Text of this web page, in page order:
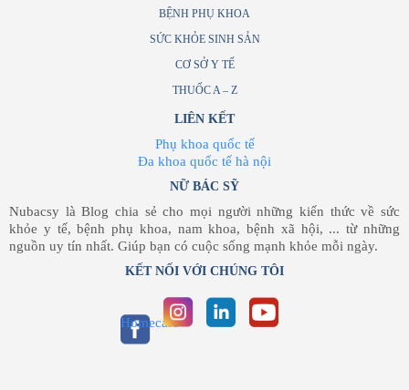
BỆNH PHỤ KHOA
SỨC KHỎE SINH SẢN
CƠ SỞ Y TẾ
THUỐC A – Z
LIÊN KẾT
Phụ khoa quốc tế
Đa khoa quốc tế hà nội
NỮ BÁC SỸ
Nubacsy là Blog chia sẻ cho mọi người những kiến thức về sức
khỏe y tế, bệnh phụ khoa, nam khoa, bệnh xã hội, ... từ những
nguồn uy tín nhất. Giúp bạn có cuộc sống mạnh khỏe mỗi ngày.
KẾT NỐI VỚI CHÚNG TÔI
Homecare